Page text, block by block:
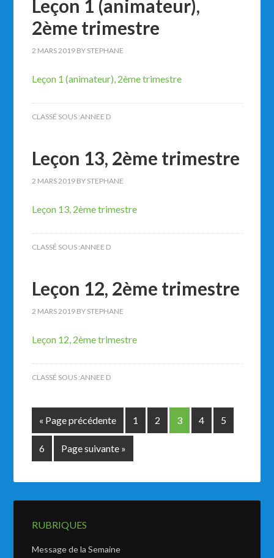
Leçon 1 (animateur),
2ème trimestre
2 MARS 2019 BY STEPHANE
Leçon 1 (animateur), 2ème trimestre
CLASSÉ SOUS :ANNEE D
Leçon 13, 2ème trimestre
2 MARS 2019 BY STEPHANE
Leçon 13, 2ème trimestre
CLASSÉ SOUS :ANNEE D
Leçon 12, 2ème trimestre
2 MARS 2019 BY STEPHANE
Leçon 12, 2ème trimestre
CLASSÉ SOUS :ANNEE D
« Page précédente 1 2 3 4 5
6 Page suivante »
RUBRIQUES
Message de la Semaine